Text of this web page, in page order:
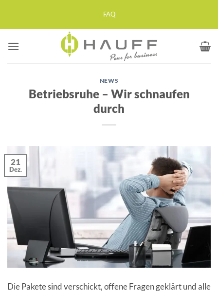
springen
FAQ
NEWS
Betriebsruhe – Wir schnaufen
durch
21
Dez.
Die Pakete sind verschickt, offene Fragen geklärt und alle